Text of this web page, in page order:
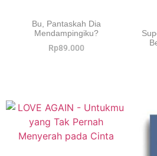
Bu, Pantaskah Dia
Mendampingiku?
Rp89.000